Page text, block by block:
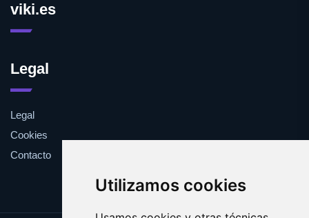
Utilizamos cookies
viki.es
Legal
Legal
Cookies
Contacto